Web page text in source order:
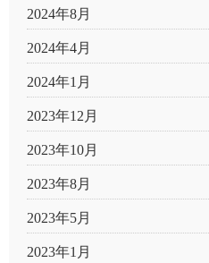
2024年8月
2024年4月
2024年1月
2023年12月
2023年10月
2023年8月
2023年5月
2023年1月